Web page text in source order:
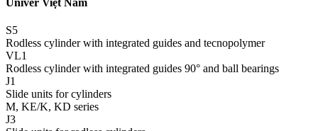
S5
Rodless cylinder with integrated guides and tecnopolymer
VL1
Rodless cylinder with integrated guides 90° and ball bearings
J1
Slide units for cylinders
M, KE/K, KD series
J3